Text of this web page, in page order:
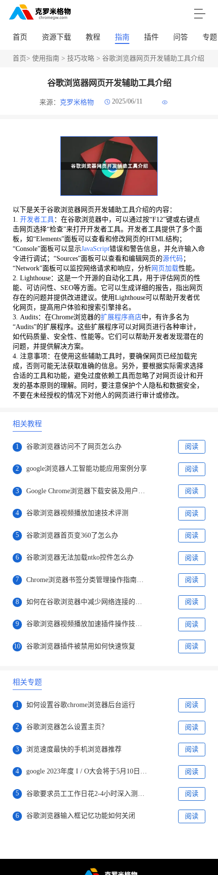
首页 资源下载 教程 指南 插件 问答 专题
首页> 使用指南 > 技巧攻略> 谷歌浏览器网页开发辅助工具介绍
谷歌浏览器网页开发辅助工具介绍
来源： 克罗米格物 2025/06/11
以下是关于谷歌浏览器网页开发辅助工具介绍的内容：
1. 开发者工具：在谷歌浏览器中，可以通过按“F12”键或右键点
击网页选择“检查”来打开开发者工具。开发者工具提供了多个面
板，如“Elements”面板可以查看和修改网页的HTML结构；
“Console”面板可以显示JavaScript错误和警告信息，并允许输入命
令进行调试；“Sources”面板可以查看和编辑网页的源代码 ；
“Network”面板可以监控网络请求和响应，分析网页加载性能。
2. Lighthouse：这是一个开源的自动化工具，用于评估网页的性
能、可访问性、SEO等方面。它可以生成详细的报告，指出网页
存在的问题并提供改进建议。使用Lighthouse可以帮助开发者优
化网页，提高用户体验和搜索引擎排名。
3. Audits：在Chrome浏览器的扩展程序商店中，有许多名为
“Audits”的扩展程序。这些扩展程序可以对网页进行各种审计，
如代码质量、安全性、性能等。它们可以帮助开发者发现潜在的
问题，并提供解决方案。
4. 注意事项：在使用这些辅助工具时，要确保网页已经加载完
成，否则可能无法获取准确的信息。另外，要根据实际需求选择
合适的工具和功能，避免过度依赖工具而忽略了对网页设计和开
发的基本原则的理解。同时，要注意保护个人隐私和数据安全，
不要在未经授权的情况下对他人的网页进行审计或修改。
相关教程
1 谷歌浏览器访问不了网页怎么办 阅读
2 google浏览器人工智能功能应用案例分享 阅读
3 阅读
4 谷歌浏览器视频播放加速技术评测 阅读
5 谷歌浏览器首页变360了怎么办 阅读
6 谷歌浏览器无法加载ntko控件怎么办 阅读
7 阅读
8 阅读
9 谷歌浏览器视频播放加速插件操作技巧教程 阅读
10 谷歌浏览器插件被禁用如何快速恢复 阅读
相关专题
1 如何设置谷歌chrome浏览器后台运行 阅读
2 谷歌浏览器怎么设置主页？ 阅读
3 浏览速度最快的手机浏览器推荐 阅读
4 google 2023年度 I / O大会将于5月10日开放，向所有在线用户开放 阅读
5 阅读
6 谷歌浏览器输入框记忆功能如何关闭 阅读